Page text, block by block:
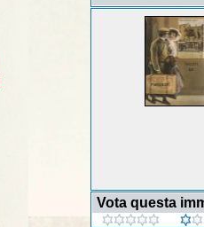
Vota questa